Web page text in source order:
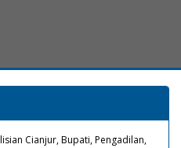
Cianjur, Bupati, Pengadilan,